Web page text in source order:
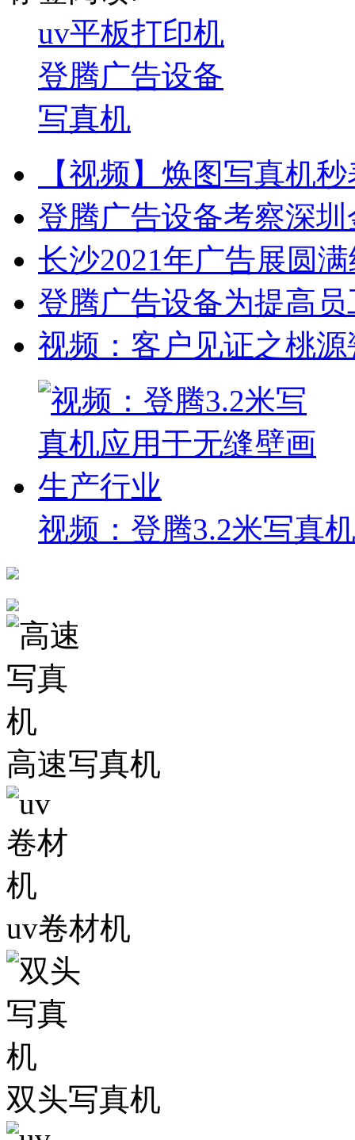
uv平板打印机
登腾广告设备
写真机
【视频】焕图写真机
登腾广告设备考察深
长沙2021年广告展圆
登腾广告设备为提高
视频：客户见证之桃
视频：登腾3.2米写真
高速写真机
uv卷材机
双头写真机